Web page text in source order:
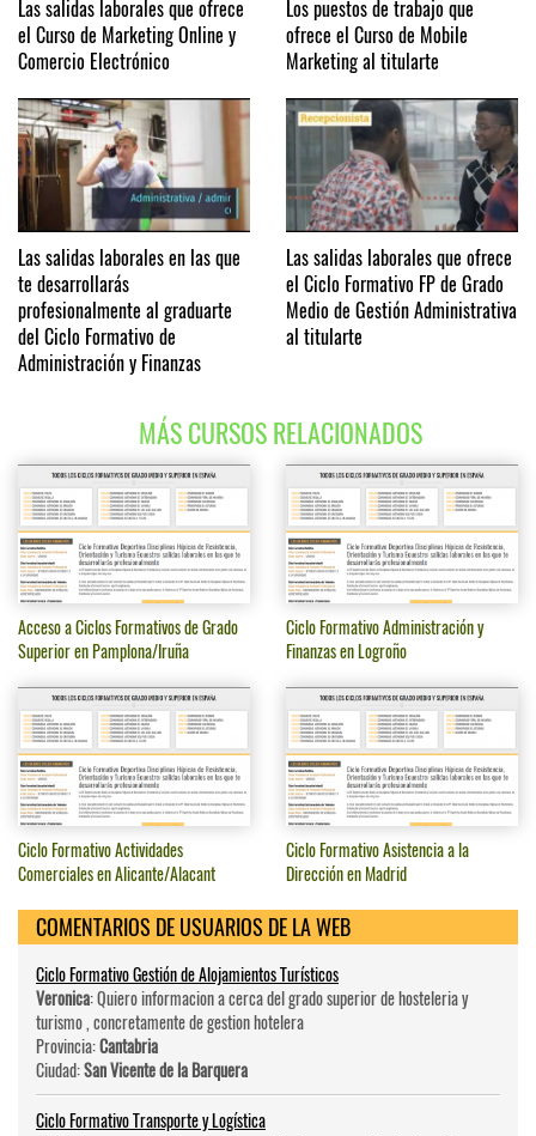
Las salidas laborales que ofrece
el Curso de Marketing Online y
Comercio Electrónico
Los puestos de trabajo que
ofrece el Curso de Mobile
Marketing al titularte
Las salidas laborales en las que
te desarrollarás
profesionalmente al graduarte
del Ciclo Formativo de
Administración y Finanzas
Las salidas laborales que ofrece
el Ciclo Formativo FP de Grado
Medio de Gestión Administrativa
al titularte
MÁS CURSOS RELACIONADOS
Acceso a Ciclos Formativos de Grado
Superior en Pamplona/Iruña
Ciclo Formativo Administración y
Finanzas en Logroño
Ciclo Formativo Actividades
Comerciales en Alicante/Alacant
Ciclo Formativo Asistencia a la
Dirección en Madrid
COMENTARIOS DE USUARIOS DE LA WEB
Ciclo Formativo Gestión de Alojamientos Turísticos
Veronica: Quiero informacion a cerca del grado superior de hosteleri­a y
turismo , concretamente de gestion hotelera
Provincia:Cantabria
Ciudad:San Vicente de la Barquera
Ciclo Formativo Transporte y Logística